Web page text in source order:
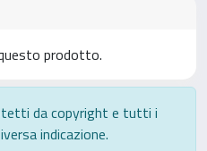
prodotto.
da copyright e tutti i
indicazione.